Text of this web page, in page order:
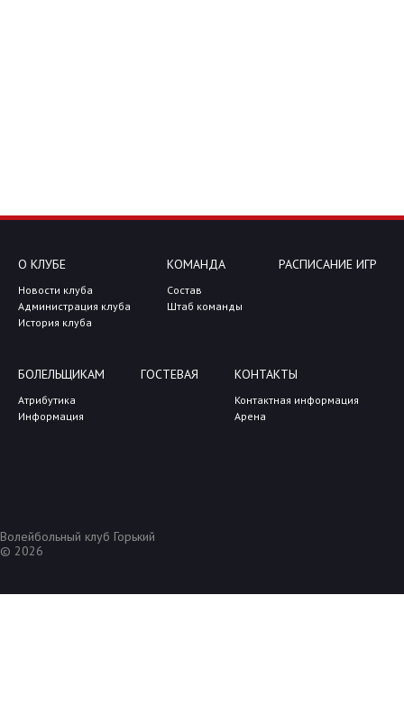
О КЛУБЕ
Новости клуба
Администрация клуба
История клуба
КОМАНДА
Состав
Штаб команды
РАСПИСАНИЕ ИГР
БОЛЕЛЬЩИКАМ
Атрибутика
Информация
ГОСТЕВАЯ КОНТАКТЫ
Контактная информация
Арена
Волейбольный клуб Горький
© 2026